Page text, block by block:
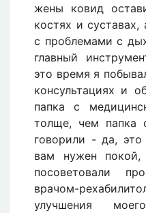
жены ковид
костях и
с проблемами с
главный
это время я
консультациях и
папка с
толще, чем папка
говорили - да, это
вам нужен
посоветовали
врачом-
улучшения